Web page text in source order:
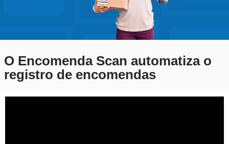
O Encomenda Scan automatiza o
registro de encomendas